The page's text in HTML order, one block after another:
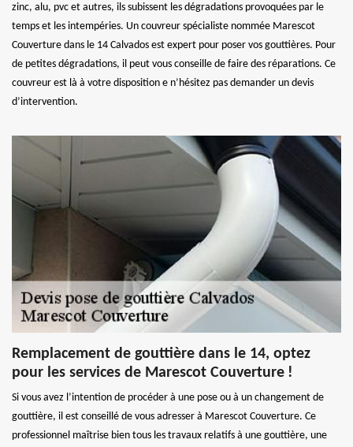
zinc, alu, pvc et autres, ils subissent les dégradations provoquées par le
temps et les intempéries. Un couvreur spécialiste nommée Marescot
Couverture dans le 14 Calvados est expert pour poser vos gouttières. Pour
de petites dégradations, il peut vous conseille de faire des réparations. Ce
couvreur est là à votre disposition e n’hésitez pas demander un devis
d’intervention.
Remplacement de gouttière dans le 14, optez
pour les services de Marescot Couverture !
Si vous avez l’intention de procéder à une pose ou à un changement de
gouttière, il est conseillé de vous adresser à Marescot Couverture. Ce
professionnel maîtrise bien tous les travaux relatifs à une gouttière, une